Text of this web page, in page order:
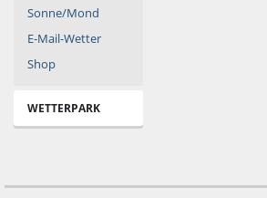
Sonne/Mond
E-Mail-Wetter
Shop
WETTERPARK